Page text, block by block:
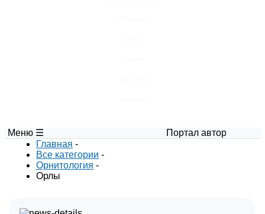
Меню ☰
Портал авторских материалов
Главная -
Все категории -
Орнитология -
Орлы